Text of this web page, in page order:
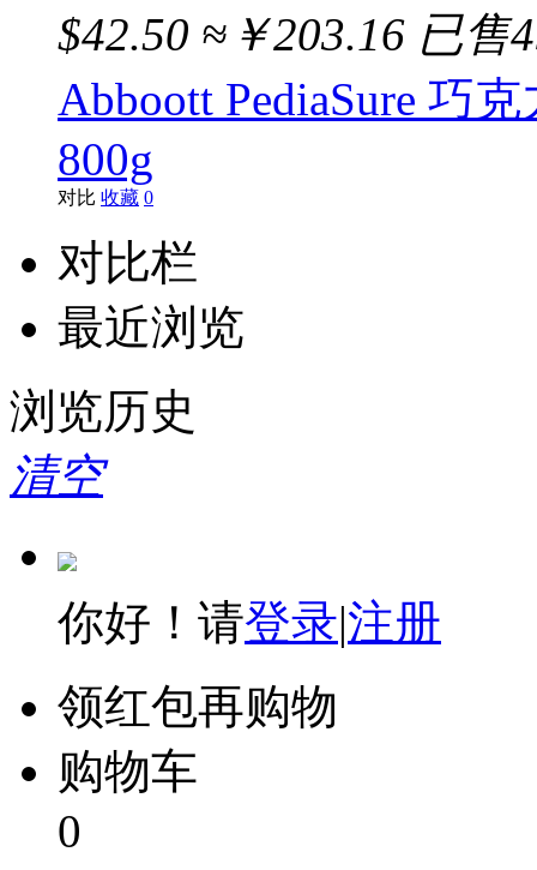
$42.50 ≈￥203.16 已售
Abboott PediaSure 巧
800g
对比 收藏 0
对比栏
最近浏览
浏览历史
清空
你好！请登录|注册
领红包再购物
购物车
0